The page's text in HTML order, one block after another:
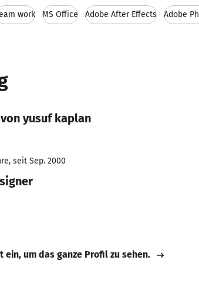
work MS Office Adobe After Effects Adobe
yusuf kaplan
seit Sep. 2000
ein, um das ganze Profil zu sehen.